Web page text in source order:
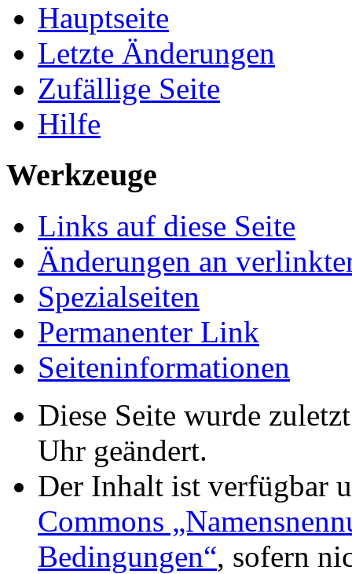
Hauptseite
Letzte Änderungen
Zufällige Seite
Hilfe
Werkzeuge
Links auf diese Seite
Änderungen an
Spezialseiten
Permanenter Link
Seiten­informationen
Diese Seite wurde
Uhr geändert.
Der Inhalt ist verfügbar
Commons
Bedingungen“, sofern